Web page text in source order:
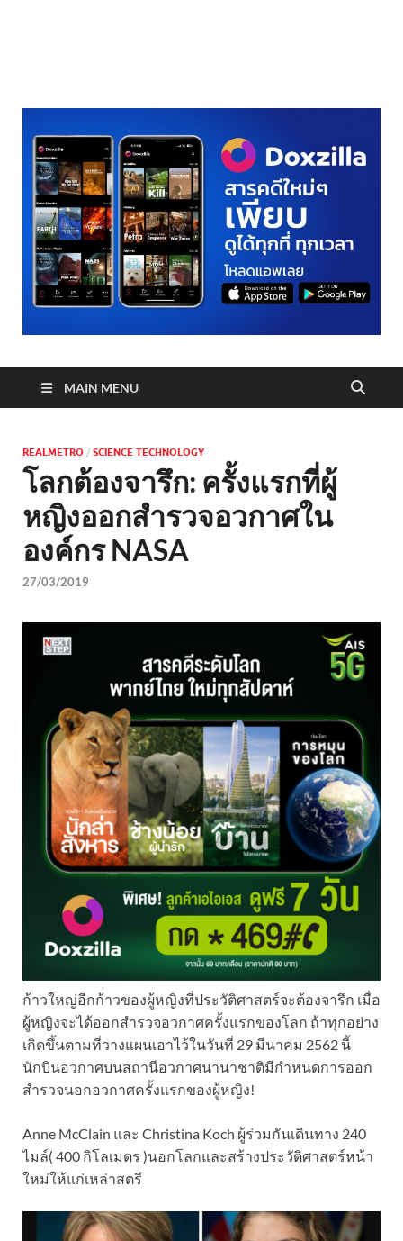
MAIN MENU
REALMETRO / SCIENCE TECHNOLOGY
โลกต้องจารึก: ครั้งแรกที่ผู้
หญิงออกสำรวจอวกาศใน
องค์กร NASA
27/03/2019
ก้าวใหญ่อีกก้าวของผู้หญิงที่ประวัติศาสตร์จะต้องจารึก เมื่อ
ผู้หญิงจะได้ออกสำรวจอวกาศครั้งแรกของโลก ถ้าทุกอย่าง
เกิดขึ้นตามที่วางแผนเอาไว้ในวันที่ 29 มีนาคม 2562 นี้
นักบินอวกาศบนสถานีอวกาศนานาชาติมีกำหนดการออก
สำรวจนอกอวกาศครั้งแรกของผู้หญิง!
Anne McClain และ Christina Koch ผู้ร่วมกันเดินทาง 240
ไมล์( 400 กิโลเมตร )นอกโลกและสร้างประวัติศาสตร์หน้า
ใหม่ให้แก่เหล่าสตรี